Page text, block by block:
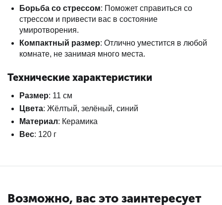
Борьба со стрессом: Поможет справиться со
стрессом и привести вас в состояние
умиротворения.
Компактный размер: Отлично уместится в любой
комнате, не занимая много места.
Технические характеристики
Размер: 11 см
Цвета: Жёлтый, зелёный, синий
Материал: Керамика
Вес: 120 г
Возможно, вас это заинтересует